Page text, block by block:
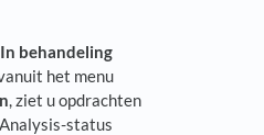
In behandeling
het menu
, ziet u opdrachten
status